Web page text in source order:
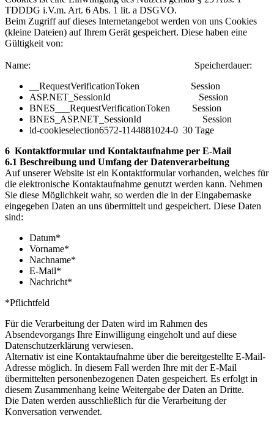
TDDDG i.V.m. Art. 6 Abs. 1 lit. a DSGVO.
Beim Zugriff auf dieses Internetangebot werden von uns Cookies
(kleine Dateien) auf Ihrem Gerät gespeichert. Diese haben eine
Gültigkeit von:
Name: Speicherdauer:
__RequestVerificationToken Session
ASP.NET_SessionId Session
BNES___RequestVerificationToken Session
BNES_ASP.NET_SessionId Session
ld-cookieselection6572-1144881024-0 30 Tage
6 Kontaktformular und Kontaktaufnahme per E-Mail
6.1 Beschreibung und Umfang der Datenverarbeitung
Auf unserer Website ist ein Kontaktformular vorhanden, welches für
die elektronische Kontaktaufnahme genutzt werden kann. Nehmen
Sie diese Möglichkeit wahr, so werden die in der Eingabemaske
eingegeben Daten an uns übermittelt und gespeichert. Diese Daten
sind:
Datum*
Vorname*
Nachname*
E-Mail*
Nachricht*
*Pflichtfeld
Für die Verarbeitung der Daten wird im Rahmen des
Absendevorgangs Ihre Einwilligung eingeholt und auf diese
Datenschutzerklärung verwiesen.
Alternativ ist eine Kontaktaufnahme über die bereitgestellte E-Mail-
Adresse möglich. In diesem Fall werden Ihre mit der E-Mail
übermittelten personenbezogenen Daten gespeichert. Es erfolgt in
diesem Zusammenhang keine Weitergabe der Daten an Dritte.
Die Daten werden ausschließlich für die Verarbeitung der
Konversation verwendet.